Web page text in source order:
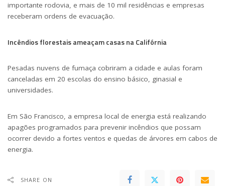
importante rodovia, e mais de 10 mil residências e empresas
receberam ordens de evacuação.
Incêndios florestais ameaçam casas na Califórnia
Pesadas nuvens de fumaça cobriram a cidade e aulas foram
canceladas em 20 escolas do ensino básico, ginasial e
universidades.
Em São Francisco, a empresa local de energia está realizando
apagões programados para prevenir incêndios que possam
ocorrer devido a fortes ventos e quedas de árvores em cabos de
energia.
SHARE ON